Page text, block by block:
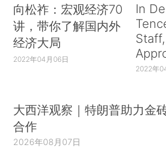
向松祚：宏观经济70
讲，带你了解国内外
经济大局
2022年04月06日
In
Staff,
2022年
大西洋观察｜特朗普助力金
合作
2026年08月07日